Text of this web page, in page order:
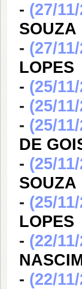
- (27/
SOUZA
- (27/
LOPES
- (25/
- (25/
- (25/
DE
- (25/
SOUZA
- (25/
LOPES
- (22/
- (22/